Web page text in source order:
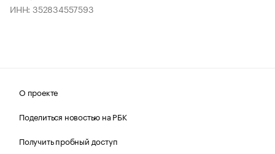
ИНН: 352834557593
О проекте
Поделиться новостью на РБК
Получить пробный доступ